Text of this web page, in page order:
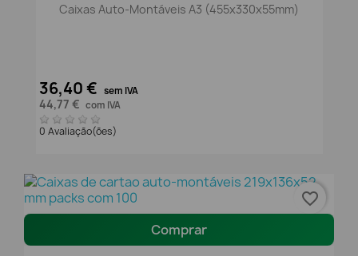
Caixas Auto-Montáveis A3 (455x330x55mm)
36,40 € sem IVA
44,77 € com IVA
0 Avaliação(ões)
Comprar
favorite_border